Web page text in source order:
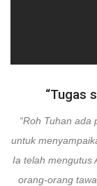
“Tugas
“Roh Tuhan ada
untuk
Ia telah mengutus
orang-orang